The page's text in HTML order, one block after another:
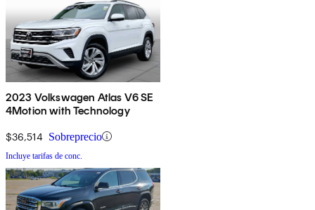
2023 Volkswagen Atlas V6 SE
4Motion with Technology
$36,514 Sobreprecio
Incluye tarifas de conc.